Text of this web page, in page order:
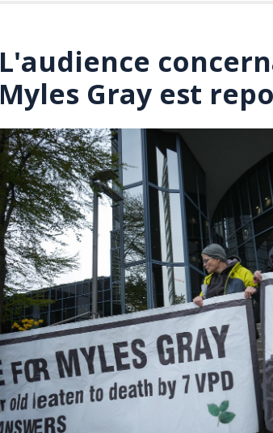
L'audience
Myles Gray est